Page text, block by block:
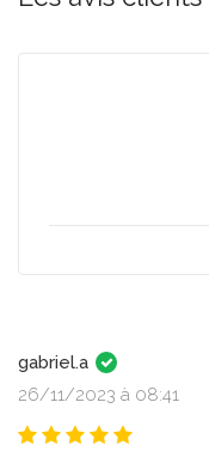
gabriel.a
26/11/2023 à 08:41